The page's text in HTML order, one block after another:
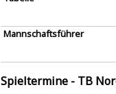
Mannschaftsführer
Spieltermine - TB